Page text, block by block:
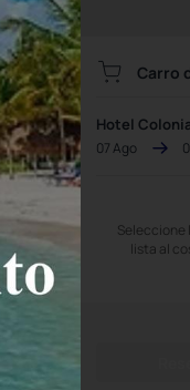
Carro
Hotel
07 Ago
Seleccione
lista al